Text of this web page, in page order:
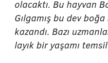
olacaktı. Bu hayvan
Gılgamış bu dev
kazandı. Bazı
layık bir yaşamı